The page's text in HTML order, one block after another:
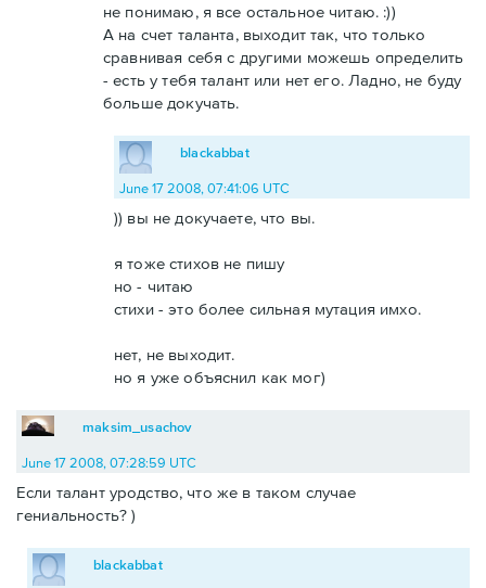
не понимаю, я все остальное читаю. :))
А на счет таланта, выходит так, что только
сравнивая себя с другими можешь определить
- есть у тебя талант или нет его. Ладно, не буду
больше докучать.
blackabbat
June 17 2008, 07:41:06 UTC
)) вы не докучаете, что вы.
я тоже стихов не пишу
но - читаю
стихи - это более сильная мутация имхо.
нет, не выходит.
но я уже объяснил как мог)
maksim_usachov
June 17 2008, 07:28:59 UTC
Если талант уродство, что же в таком случае
гениальность? )
blackabbat